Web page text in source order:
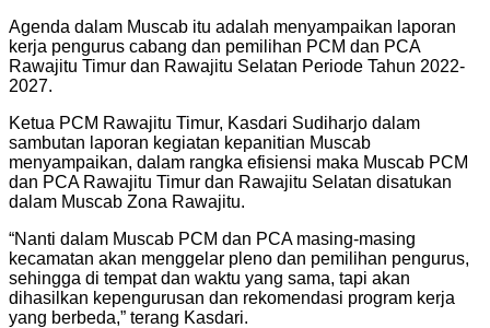
Agenda dalam Muscab itu adalah menyampaikan laporan
kerja pengurus cabang dan pemilihan PCM dan PCA
Rawajitu Timur dan Rawajitu Selatan Periode Tahun 2022-
2027.
Ketua PCM Rawajitu Timur, Kasdari Sudiharjo dalam
sambutan laporan kegiatan kepanitian Muscab
menyampaikan, dalam rangka efisiensi maka Muscab PCM
dan PCA Rawajitu Timur dan Rawajitu Selatan disatukan
dalam Muscab Zona Rawajitu.
“Nanti dalam Muscab PCM dan PCA masing-masing
kecamatan akan menggelar pleno dan pemilihan pengurus,
sehingga di tempat dan waktu yang sama, tapi akan
dihasilkan kepengurusan dan rekomendasi program kerja
yang berbeda,” terang Kasdari.